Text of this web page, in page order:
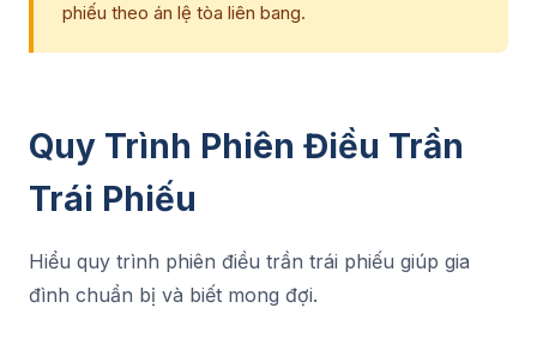
phiếu theo án lệ tòa liên bang.
Quy Trình Phiên Điều Trần
Trái Phiếu
Hiểu quy trình phiên điều trần trái phiếu giúp gia
đình chuẩn bị và biết mong đợi.